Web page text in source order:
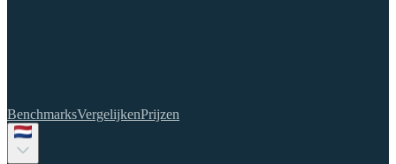
BenchmarksVergelijkenPrijzen